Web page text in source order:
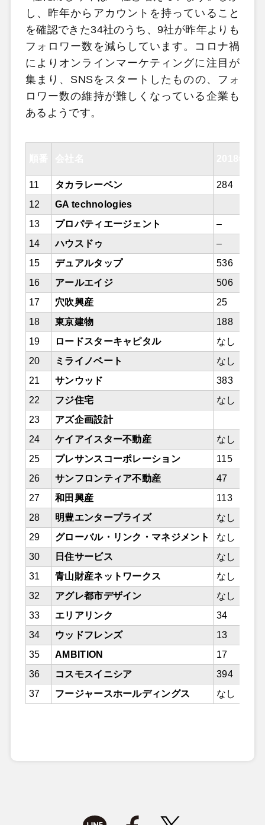
し、昨年からアカウントを持っていること
を確認できた34社のうち、9社が昨年よりも
フォロワー数を減らしています。コロナ禍
によりオンラインマーケティングに注目が
集まり、SNSをスタートしたものの、フォ
ロワー数の維持が難しくなっている企業も
あるようです。
11 タカラレーベン
284
12
GA technologies
13
プロパティエージェント
–
14
ハウスドゥ
–
15
デュアルタップ
536
16
アールエイジ
506
17
穴吹興産
25
18
東京建物
188
19
ロードスターキャピタル
なし
20
ミライノベート
なし
21
サンウッド
383
22
フジ住宅
なし
23
アズ企画設計
24
ケイアイスター不動産
なし
25
プレサンスコーポレーション
115
26
サンフロンティア不動産
47
27
和田興産
113
28
明豊エンタープライズ
なし
29
グローバル・リンク・マネジメント
なし
30
日住サービス
なし
31
青山財産ネットワークス
なし
32
アグレ都市デザイン
なし
33
エリアリンク
34
34
ウッドフレンズ
13
35
AMBITION
17
36
コスモスイニシア
394
37
フージャースホールディングス なし